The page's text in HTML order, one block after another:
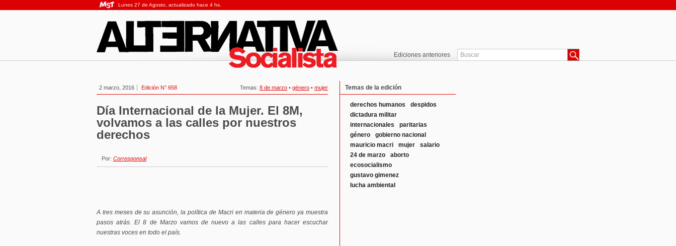
Lunes 27 de Agosto, actualizado hace 4 hs.
Ediciones anteriores
2 marzo, 2016 Edición N° 658 Temas: 8 de marzo • género • mujer
Día Internacional de la Mujer. El 8M,
volvamos a las calles por nuestros
derechos
Por: Corresponsal
A tres meses de su asunción, la política de Macri en materia de género ya muestra
pasos atrás. El 8 de Marzo vamos de nuevo a las calles para hacer escuchar
nuestras voces en todo el país.
Temas de la edición
derechos humanos
despidos
dictadura militar
internacionales
paritarias
género
gobierno nacional
mauricio macri
mujer
salario
24 de marzo
aborto
ecosocialismo
gustavo gimenez
lucha ambiental